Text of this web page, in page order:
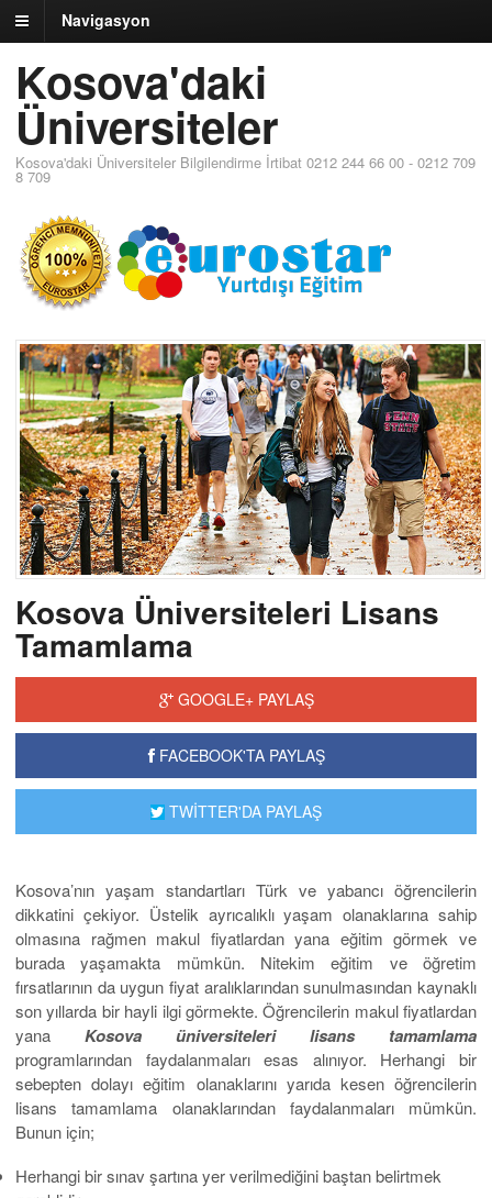
Navigasyon
Kosova'daki
Üniversiteler
Kosova'daki Üniversiteler Bilgilendirme İrtibat 0212 244 66 00 - 0212 709
8 709
Kosova Üniversiteleri Lisans
Tamamlama
GOOGLE+ PAYLAŞ
FACEBOOK'TA PAYLAŞ
TWİTTER'DA PAYLAŞ
Kosova’nın yaşam standartları Türk ve yabancı öğrencilerin
dikkatini çekiyor. Üstelik ayrıcalıklı yaşam olanaklarına sahip
olmasına rağmen makul fiyatlardan yana eğitim görmek ve
burada yaşamakta mümkün. Nitekim eğitim ve öğretim
fırsatlarının da uygun fiyat aralıklarından sunulmasından kaynaklı
son yıllarda bir hayli ilgi görmekte. Öğrencilerin makul fiyatlardan
yana Kosova üniversiteleri lisans tamamlama
programlarından faydalanmaları esas alınıyor. Herhangi bir
sebepten dolayı eğitim olanaklarını yarıda kesen öğrencilerin
lisans tamamlama olanaklarından faydalanmaları mümkün.
Bunun için;
Herhangi bir sınav şartına yer verilmediğini baştan belirtmek